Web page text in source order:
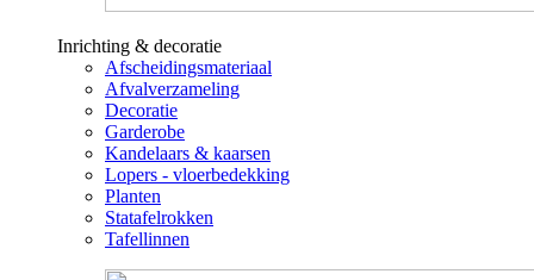
Inrichting & decoratie
Afscheidingsmateriaal
Afvalverzameling
Decoratie
Garderobe
Kandelaars & kaarsen
Lopers - vloerbedekking
Planten
Statafelrokken
Tafellinnen